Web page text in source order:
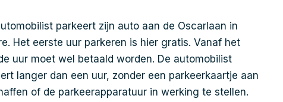
parkeert zijn auto aan de Oscarlaan in
Het eerste uur parkeren is hier gratis. Vanaf het
uur moet wel betaald worden. De automobilist
langer dan een uur, zonder een parkeerkaartje aan
of de parkeerapparatuur in werking te stellen.